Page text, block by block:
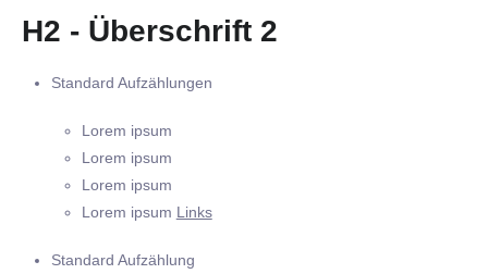
H2 - Überschrift 2
Standard Aufzählungen
Lorem ipsum
Lorem ipsum
Lorem ipsum
Lorem ipsum Links
Standard Aufzählung